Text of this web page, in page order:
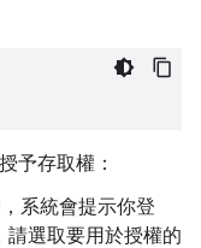
予存取權：
系統會提示你登
請選取要用於授權的